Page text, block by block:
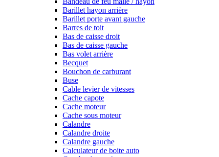
Barillet hayon arrière
Barillet porte avant gauche
Barres de toit
Bas de caisse droit
Bas de caisse gauche
Bas volet arrière
Becquet
Bouchon de carburant
Buse
Cable levier de vitesses
Cache capote
Cache moteur
Cache sous moteur
Calandre
Calandre droite
Calandre gauche
Calculateur de boite auto